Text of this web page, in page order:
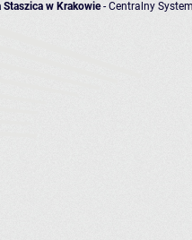
w Krakowie- Centralny